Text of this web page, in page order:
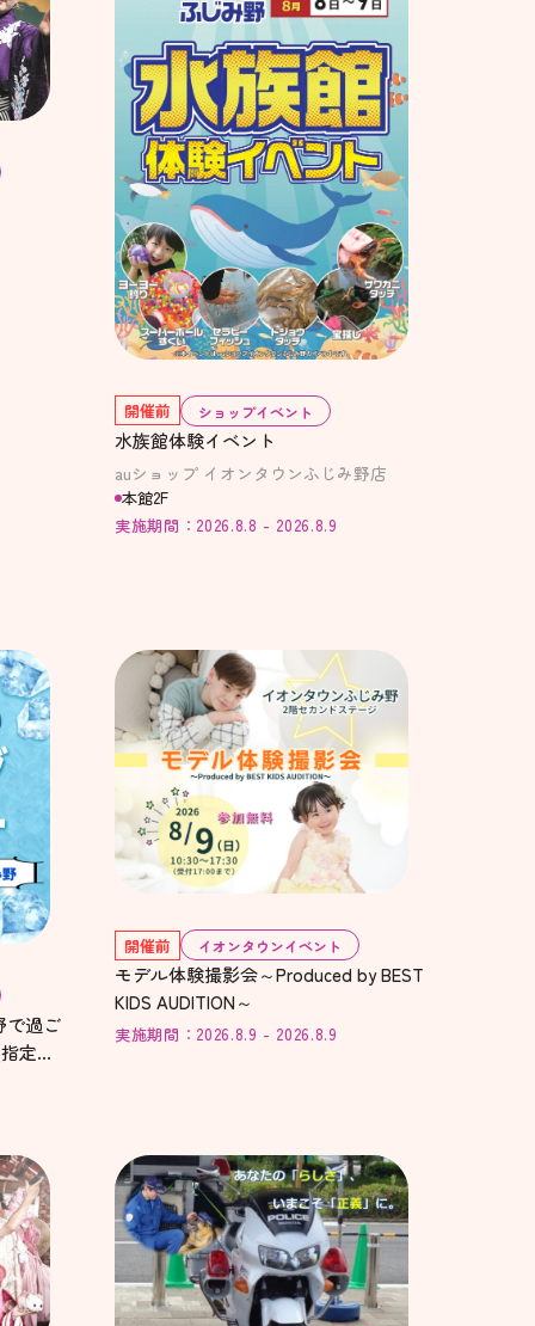
開催前 ショップイベント
水族館体験イベント
auショップ イオンタウンふじみ野店
本館2F
実施期間：2026.8.8 - 2026.8.9
で過ご
定暑
開催前 イオンタウンイベント
モデル体験撮影会～Produced by BEST
KIDS AUDITION～
実施期間：2026.8.9 - 2026.8.9